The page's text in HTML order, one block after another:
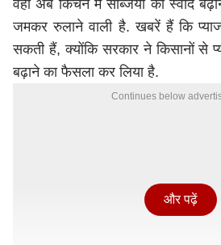
वहीं अब किचन में सब्जियों का स्वाद
जमकर रुलाने वाली है. खबरें हैं कि
सकती हैं, क्योंकि सरकार ने किसानों से
बढ़ाने का फैसला कर लिया है.
Continues below
और पढ़ें